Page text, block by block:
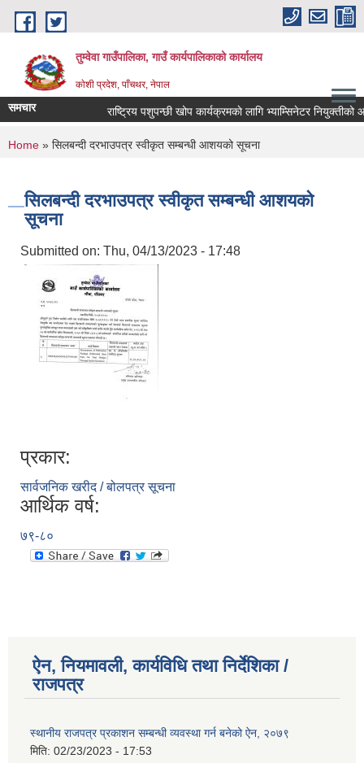
Skip to main content
तुम्वेवा गाउँपालिका, गाउँ कार्यपालिकाको कार्यालय
काेशी प्रदेश, पाँचथर, नेपाल
समचार राष्ट्रिय पशुपन्छी खोप कार्यक्रमकाे लागि भ्याम्सिनेटर नियुक्तीको
You are here
Home » सिलबन्दी दरभाउपत्र स्वीकृत सम्बन्धी आशयको सूचना
सिलबन्दी दरभाउपत्र स्वीकृत सम्बन्धी आशयको
सूचना
Submitted on: Thu, 04/13/2023 - 17:48
प्रकार:
सार्वजनिक खरीद / बोलपत्र सूचना
आर्थिक वर्ष:
७९-८०
ऐन, नियमावली, कार्यविधि तथा निर्देशिका /
राजपत्र
स्थानीय राजपत्र प्रकाशन सम्बन्धी व्यवस्था गर्न बनेको ऐन, २०७९
मिति: 02/23/2023 - 17:53